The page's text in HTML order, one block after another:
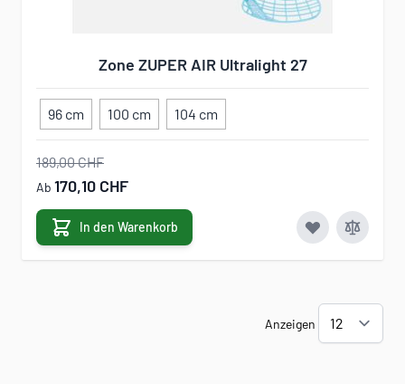
Zone ZUPER AIR Ultralight 27
96 cm 100 cm 104 cm
189,00 CHF
Ab 170,10 CHF
In den Warenkorb
Anzeigen